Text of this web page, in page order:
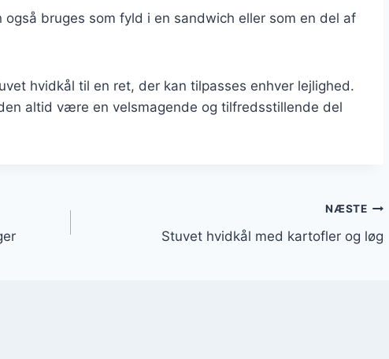
også bruges som fyld i en sandwich eller som en del af
hvidkål til en ret, der kan tilpasses enhver lejlighed.
altid være en velsmagende og tilfredsstillende del
NÆSTE
Stuvet hvidkål med kartofler og løg